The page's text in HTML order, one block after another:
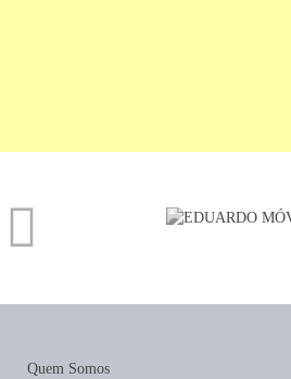
Quem Somos